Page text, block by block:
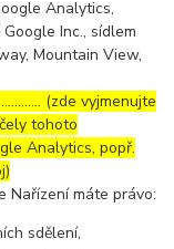
Analytics,
Inc., sídlem
Mountain View,
(zde vyjmenujte
tohoto
Analytics, popř.
Nařízení máte právo:
sdělení,